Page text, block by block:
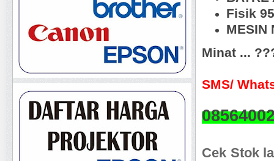
Fisik
MESIN
Minat ...
SMS/
Cek Stok